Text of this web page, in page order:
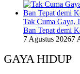
Tak Cuma Gaya,
Ban Tepat demi
7 Agustus 20267
GAYA HIDUP